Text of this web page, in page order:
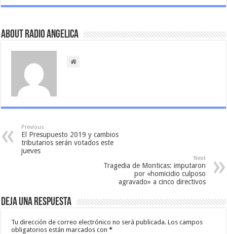
About Radio Angelica
Previous
El Presupuesto 2019 y cambios
tributarios serán votados este
jueves
Next
Tragedia de Monticas: imputaron
por «homicidio culposo
agravado» a cinco directivos
Deja una respuesta
Tu dirección de correo electrónico no será publicada. Los campos
obligatorios están marcados con*